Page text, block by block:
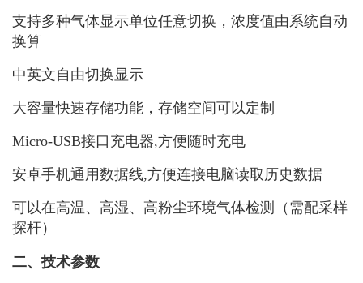
支持多种气体显示单位任意切换，浓度值由系统自动
换算
中英文自由切换显示
大容量快速存储功能，存储空间可以定制
Micro-USB接口充电器,方便随时充电
安卓手机通用数据线,方便连接电脑读取历史数据
可以在高温、高湿、高粉尘环境气体检测（需配采样
探杆）
二、技术参数